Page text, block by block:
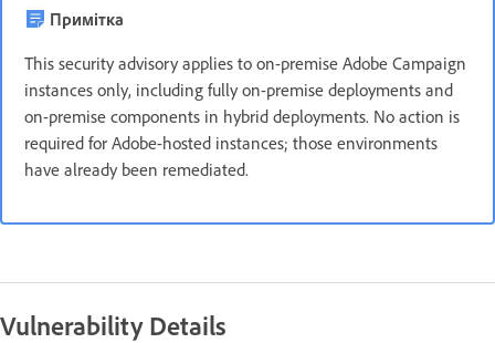
Примітка
This security advisory applies to on-premise Adobe Campaign
instances only, including fully on-premise deployments and
on-premise components in hybrid deployments. No action is
required for Adobe-hosted instances; those environments
have already been remediated.
Vulnerability Details